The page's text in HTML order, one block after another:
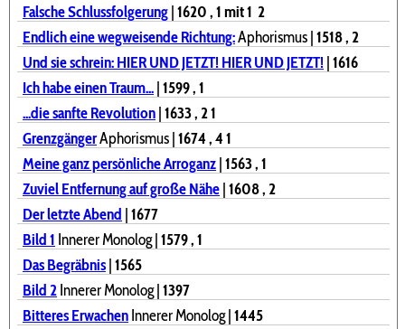
Falsche Schlussfolgerung|1620, 1mit 1 2
Endlich eine wegweisende Richtung:Aphorismus |1518, 2
Und sie schrein: HIER UND JETZT! HIER UND JETZT!|1616
Ich habe einen Traum...|1599, 1
...die sanfte Revolution|1633, 21
GrenzgängerAphorismus |1674, 41
Meine ganz persönliche Arroganz|1563, 1
Zuviel Entfernung auf große Nähe|1608, 2
Der letzte Abend |1677
Bild 1 Innerer Monolog |1579, 1
Das Begräbnis|1565
Bild 2Innerer Monolog |1397
Bitteres ErwachenInnerer Monolog |1445